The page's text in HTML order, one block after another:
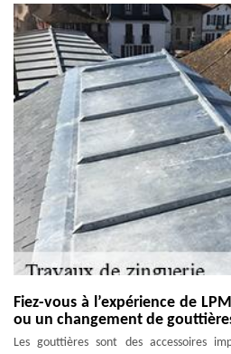
Fiez-vous à l’expérience de
ou un changement de
Les gouttières sont des accessoires